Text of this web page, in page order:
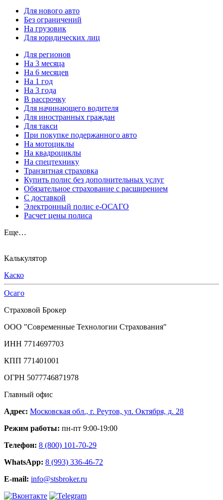
Для нового авто
Без ограничений
На грузовик
Для юридических лиц
Для регионов
На 3 месяца
На 6 месяцев
На 1 год
На 3 года
В рассрочку
Для начинающего водителя
Для иностранных граждан
Для такси
При покупке подержанного авто
На мотоциклы
На квадроциклы
На спецтехнику
Транзитная страховка
Купить полис без дополнительных услуг
Обязательное страхование с расширением
С доставкой
Электронный полис е-ОСАГО
Расчет цены полиса
Еще…
Калькулятор
Каско
Осаго
Страховой Брокер
ООО "Современные Технологии Страхования"
ИНН 7714697703
КПП 771401001
ОГРН 5077746871978
Главный офис
Адрес: Московская обл., г. Реутов, ул. Октября, д. 28
Режим работы: пн-пт 9:00-19:00
Телефон: 8 (800) 101-70-29
WhatsApp: 8 (993) 336-46-72
E-mail: info@stsbroker.ru